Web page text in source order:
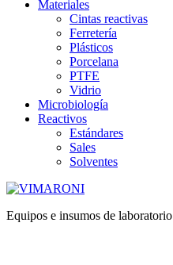
Materiales
Cintas reactivas
Ferretería
Plásticos
Porcelana
PTFE
Vidrio
Microbiología
Reactivos
Estándares
Sales
Solventes
Equipos e insumos de laboratorio